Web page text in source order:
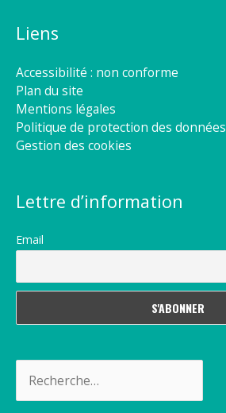
Liens
Accessibilité : non conforme
Plan du site
Mentions légales
Politique de protection des données
Gestion des cookies
Lettre d’information
Email